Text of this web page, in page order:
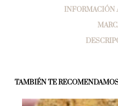
INFORMACIÓN
TAMBIÉN TE